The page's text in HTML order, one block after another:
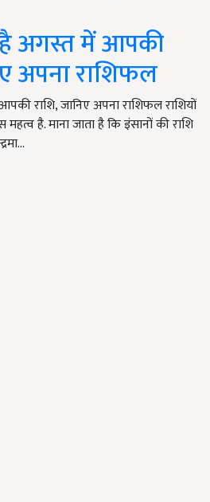
अगस्त में आपकी
अपना राशिफल
राशि, जानिए अपना राशिफल राशियों
है. माना जाता है कि इंसानों की राशि